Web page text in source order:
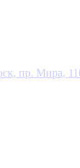
пр. Мира,